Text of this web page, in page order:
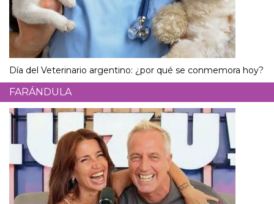
Día del Veterinario argentino: ¿por qué se conmemora hoy?
FARÁNDULA